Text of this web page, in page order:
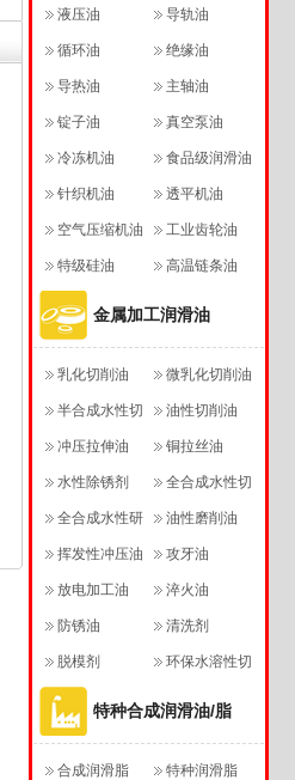
液压油 导轨油
循环油 绝缘油
导热油 主轴油
锭子油 真空泵油
冷冻机油 食品级润滑油
针织机油 透平机油
空气压缩机油 工业齿轮油
特级硅油 高温链条油
金属加工润滑油
乳化切削油 微乳化切削油
半合成水性切
削液
油性切削油
冲压拉伸油 铜拉丝油
水性除锈剂 全合成水性切
削液
全合成水性研
磨液
油性磨削油
挥发性冲压油 攻牙油
放电加工油 淬火油
防锈油 清洗剂
脱模剂 环保水溶性切
削液
特种合成润滑油/脂
合成润滑脂 特种润滑脂